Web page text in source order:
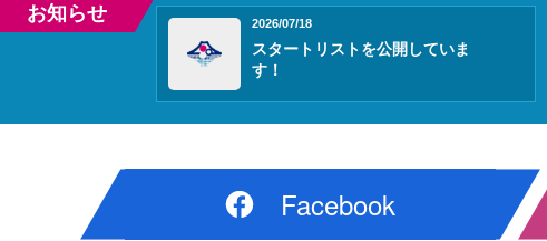
お知らせ 2026/07/18
スタートリストを公開していま
す！
Facebook